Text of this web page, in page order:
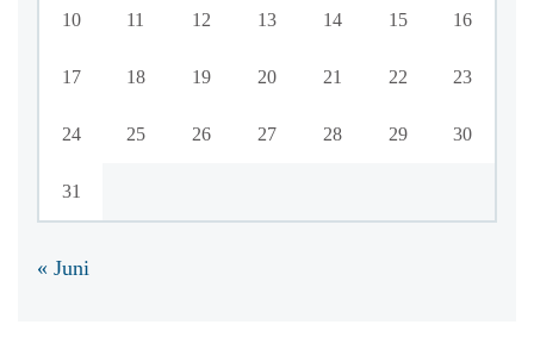
10 11 12 13 14 15 16
17 18 19 20 21 22 23
24 25 26 27 28 29 30
31
« Juni